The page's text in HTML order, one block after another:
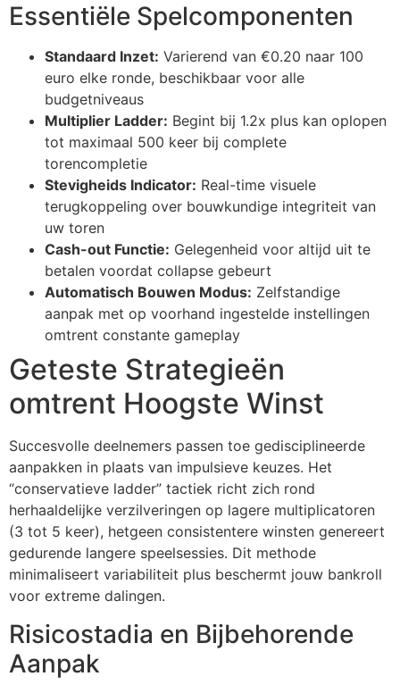
panel
Panel
Panel
oku
Panel
Panel
panel
Oku
panel
panel
panel
panel
Essentiële Spelcomponenten
Standaard Inzet: Varierend van €0.20 naar 100
euro elke ronde, beschikbaar voor alle
budgetniveaus
Multiplier Ladder: Begint bij 1.2x plus kan oplopen
tot maximaal 500 keer bij complete
torencompletie
Stevigheids Indicator: Real-time visuele
terugkoppeling over bouwkundige integriteit van
uw toren
Cash-out Functie: Gelegenheid voor altijd uit te
betalen voordat collapse gebeurt
Automatisch Bouwen Modus: Zelfstandige
aanpak met op voorhand ingestelde instellingen
omtrent constante gameplay
Geteste Strategieën
omtrent Hoogste Winst
Succesvolle deelnemers passen toe gedisciplineerde
aanpakken in plaats van impulsieve keuzes. Het
“conservatieve ladder” tactiek richt zich rond
herhaaldelijke verzilveringen op lagere multiplicatoren
(3 tot 5 keer), hetgeen consistentere winsten genereert
gedurende langere speelsessies. Dit methode
minimaliseert variabiliteit plus beschermt jouw bankroll
voor extreme dalingen.
Risicostadia en Bijbehorende
Aanpak